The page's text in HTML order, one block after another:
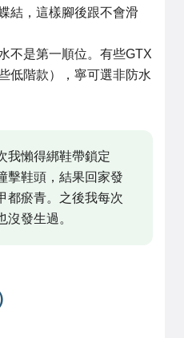
結，這樣腳後跟不會滑
不是第一順位。有些GTX
低階款），寧可選非防水
我懶得綁鞋帶鎖定
擊鞋頭，結果回家發
都瘀青。之後我每次
沒發生過。